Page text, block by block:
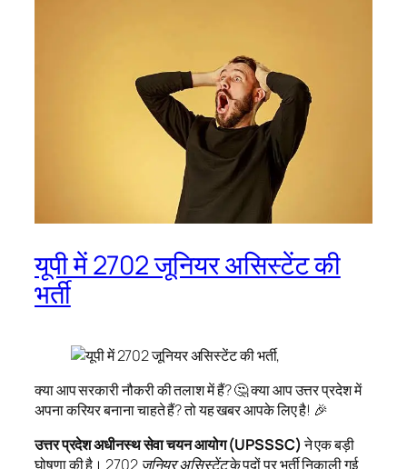
यूपी में 2702 जूनियर असिस्टेंट की
भर्ती
क्या आप सरकारी नौकरी की तलाश में हैं? 🤔 क्या आप उत्तर प्रदेश में
अपना करियर बनाना चाहते हैं? तो यह खबर आपके लिए है! 🎉
उत्तर प्रदेश अधीनस्थ सेवा चयन आयोग (UPSSSC)ने एक बड़ी
घोषणा की है।2702 जूनियर असिस्टेंटके पदों पर भर्ती निकाली गई